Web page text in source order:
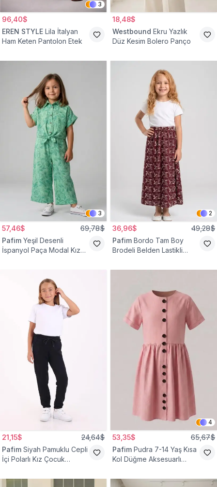
3
96,40$
EREN STYLE Lila İtalyan
Ham Keten Pantolon Etek
18,48$
Westbound Ekru Yazlık
Düz Kesim Bolero Panço
3
57,46$ 69,78$
Pafim Yeşil Desenli
İspanyol Paça Modal Kız
2
36,96$ 49,28$
Pafim Bordo Tam Boy
Brodeli Belden Lastikli
21,15$ 24,64$
Pafim Siyah Pamuklu Cepli
İçi Polarlı Kız Çocuk
4
53,35$ 65,67$
Pafim Pudra 7-14 Yaş Kısa
Kol Düğme Aksesuarlı